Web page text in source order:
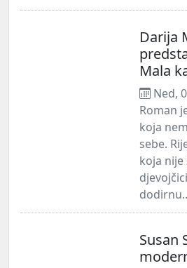
Darija
Mala
Ned,
Roman
koja
sebe.
koja nije
Susan